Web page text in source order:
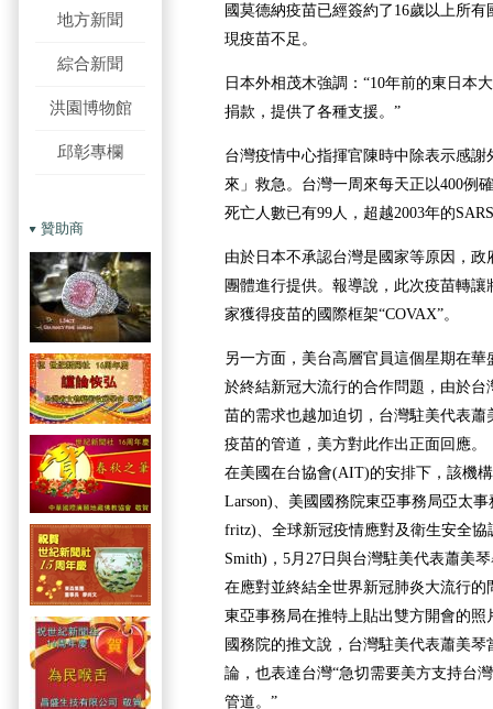
地方新聞
綜合新聞
洪園博物館
邱彰專欄
贊助商
國莫德納疫苗已經簽約了16歲以上所
現疫苗不足。
日本外相茂木強調：“10年前的東日本
捐款，提供了各種支援。”
台灣疫情中心指揮官陳時中除表示感
來」救急。台灣一周來每天正以400例
死亡人數已有99人，超越2003年的
由於日本不承認台灣是國家等原因，
團體進行提供。報導說，此次疫苗轉
家獲得疫苗的國際框架“COVAX”。
另一方面，美台高層官員這個星期在
於終結新冠大流行的合作問題，由於
苗的需求也越加迫切，台灣駐美代表
疫苗的管道，美方對此作出正面回應。
在美國在台協會(AIT)的安排下，該機
Larson)、美國國務院東亞事務局亞太事
fritz)、全球新冠疫情應對及衛生安全協
Smith)，5月27日與台灣駐美代表蕭美
在應對並終結全世界新冠肺炎大流行
東亞事務局在推特上貼出雙方開會的
國務院的推文說，台灣駐美代表蕭美
論，也表達台灣“急切需要美方支持台
管道。”